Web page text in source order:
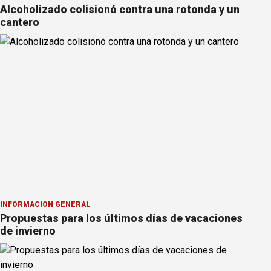
Alcoholizado colisionó contra una rotonda y un
cantero
INFORMACION GENERAL
Propuestas para los últimos días de vacaciones
de invierno